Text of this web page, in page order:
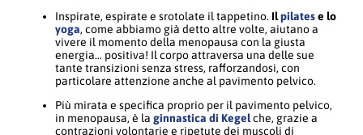
Inspirate, espirate e srotolate il tappetino. Ilpilatese lo
yoga, come abbiamo già detto altre volte, aiutano a
vivere il momento della menopausa con la giusta
energia… positiva! Il corpo attraversa una delle sue
tante transizioni senza stress, rafforzandosi, con
particolare attenzione anche al pavimento pelvico.
Più mirata e specifica proprio per il pavimento pelvico,
in menopausa, è la ginnastica di Kegelche, grazie a
contrazioni volontarie e ripetute dei muscoli di